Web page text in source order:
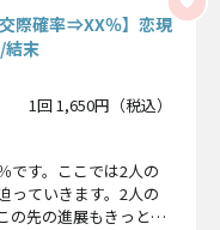
際確率⇒XX％】恋現
結末
1回 1,650円（税込）
です。ここでは2人の
っていきます。2人の
の先の進展もきっと愛